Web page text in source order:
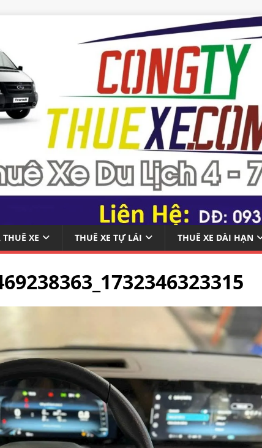
XE THUÊ XE TỰ LÁI THUÊ XE DÀI HẠN